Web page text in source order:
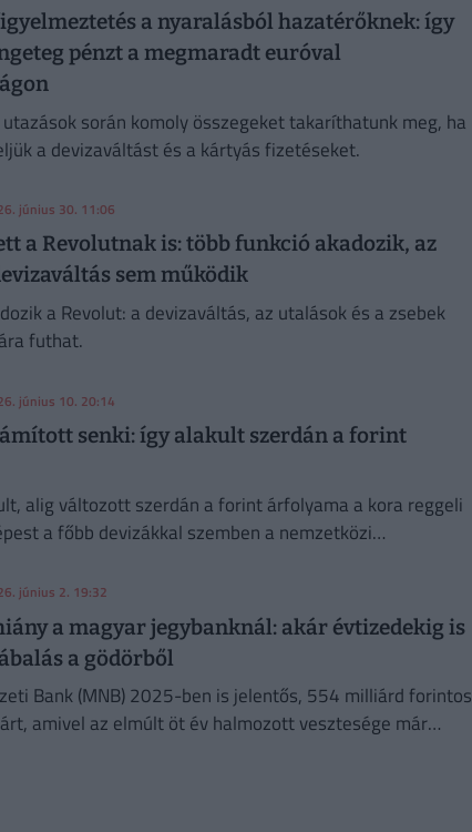
a nyaralásból hazatérőknek: így
pénzt a megmaradt euróval
során komoly összegeket takaríthatunk meg, ha
a devizaváltást és a kártyás fizetéseket.
június 30. 11:06
a Revolutnak is: több funkció akadozik, az
sem működik
a Revolut: a devizaváltás, az utalások és a zsebek
futhat.
június 10. 20:14
senki: így alakult szerdán a forint
alig változott szerdán a forint árfolyama a kora reggeli
a főbb devizákkal szemben a nemzetközi
június 2. 19:32
a magyar jegybanknál: akár évtizedekig is
a gödörből
Bank (MNB) 2025-ben is jelentős, 554 milliárd forintos
amivel az elmúlt öt év halmozott vesztesége már